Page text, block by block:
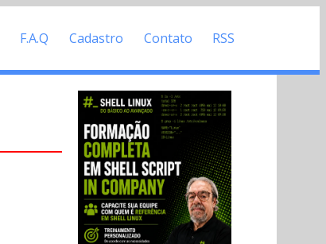
F.A.Q Cadastro Contato RSS